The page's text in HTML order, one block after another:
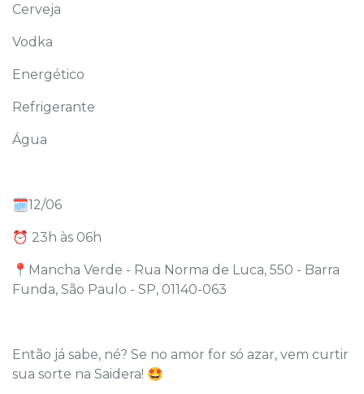
Cerveja
Vodka
Energético
Refrigerante
Água
🗓️12/06
⏰ 23h às 06h
📍Mancha Verde - Rua Norma de Luca, 550 - Barra
Funda, São Paulo - SP, 01140-063
Então já sabe, né? Se no amor for só azar, vem curtir
sua sorte na Saidera! 🤩